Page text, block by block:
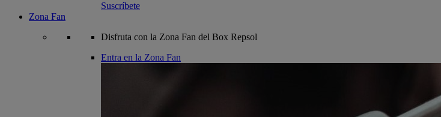
Suscríbete
Zona Fan
Disfruta con la Zona Fan del Box Repsol
Entra en la Zona Fan